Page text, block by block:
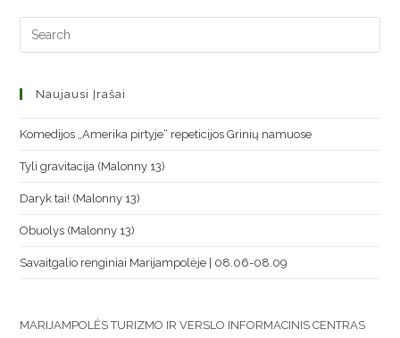
Naujausi Įrašai
Komedijos „Amerika pirtyje“ repeticijos Grinių namuose
Tyli gravitacija (Malonny 13)
Daryk tai! (Malonny 13)
Obuolys (Malonny 13)
Savaitgalio renginiai Marijampolėje | 08.06-08.09
MARIJAMPOLĖS TURIZMO IR VERSLO INFORMACINIS CENTRAS